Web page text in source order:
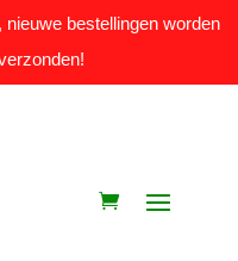
bestellingen worden